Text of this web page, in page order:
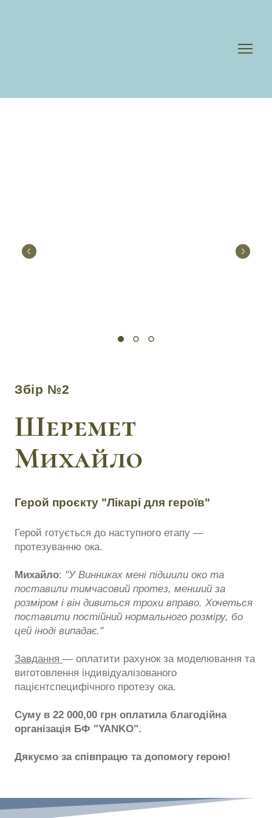
Збір №2
Шеремет
Михайло
Герой проєкту "Лікарі для героїв"
Герой готується до наступного етапу —
протезуванню ока.
Михайло: "У Винниках мені підшили око та
поставили тимчасовий протез, менший за
розміром і він дивиться трохи вправо. Хочеться
поставити постійний нормального розміру, бо
цей іноді випадає."
Завдання — оплатити рахунок за моделювання та
виготовлення індивідуалізованого
пацієнтспецифічного протезу ока.
Суму в 22 000,00 грн оплатила благодійна
організація БФ "YANKO".
Дякуємо за співпрацю та допомогу герою!